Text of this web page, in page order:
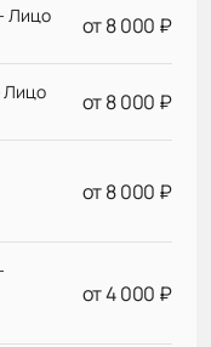
Лицо от 8 000 ₽
Лицо от 8 000 ₽
от 8 000 ₽
от 4 000 ₽